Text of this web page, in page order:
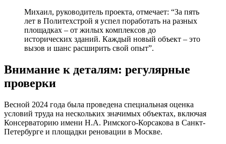
Михаил, руководитель проекта, отмечает: “За пять
лет в Политехстрой я успел поработать на разных
площадках – от жилых комплексов до
исторических зданий. Каждый новый объект – это
вызов и шанс расширить свой опыт”.
Внимание к деталям: регулярные
проверки
Весной 2024 года была проведена специальная оценка
условий труда на нескольких значимых объектах, включая
Консерваторию имени Н.А. Римского-Корсакова в Санкт-
Петербурге и площадки реновации в Москве.